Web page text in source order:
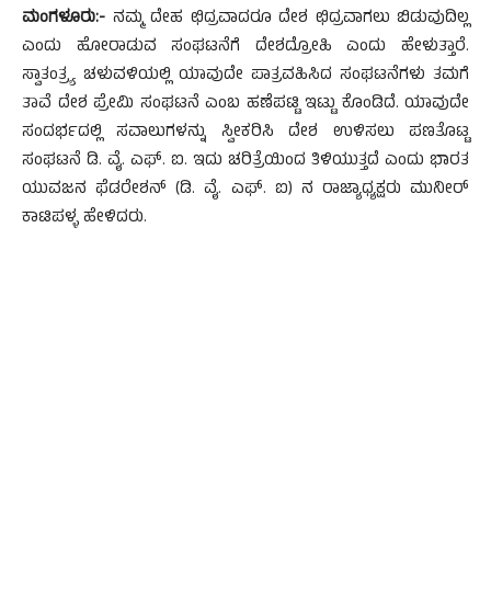
ಮಂಗಳೂರು:- ನಮ್ಮ ದೇಹ ಛಿದ್ರವಾದರೂ ದೇಶ ಛಿದ್ರವಾಗಲು ಬಿಡುವುದಿಲ್ಲ
ಎಂದು ಹೋರಾಡುವ ಸಂಘಟನೆಗೆ ದೇಶದ್ರೋಹಿ ಎಂದು ಹೇಳುತ್ತಾರೆ.
ಸ್ವಾತಂತ್ರ್ಯ ಚಳುವಳಿಯಲ್ಲಿ ಯಾವುದೇ ಪಾತ್ರವಹಿಸಿದ ಸಂಘಟನೆಗಳು ತಮಗೆ
ತಾವೆ ದೇಶ ಪ್ರೇಮಿ ಸಂಘಟನೆ ಎಂಬ ಹಣೆಪಟ್ಟಿ ಇಟ್ಟು ಕೊಂಡಿದೆ. ಯಾವುದೇ
ಸಂದರ್ಭದಲ್ಲಿ ಸವಾಲುಗಳನ್ನು ಸ್ವೀಕರಿಸಿ ದೇಶ ಉಳಿಸಲು ಪಣತೊಟ್ಟ
ಸಂಘಟನೆ ಡಿ. ವೈ. ಎಫ್. ಐ. ಇದು ಚರಿತ್ರೆಯಿಂದ ತಿಳಿಯುತ್ತದೆ ಎಂದು ಭಾರತ
ಯುವಜನ ಫೆಡರೇಶನ್ (ಡಿ. ವೈ. ಎಫ್. ಐ) ನ ರಾಜ್ಯಾಧ್ಯಕ್ಷರು ಮುನೀರ್
ಕಾಟಿಪಳ್ಳ ಹೇಳಿದರು.